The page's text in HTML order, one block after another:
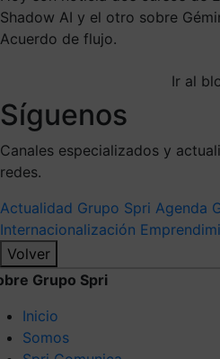
Shadow AI y el otro sobre
Acuerdo de flujo.
Ir al
Síguenos
Canales especializados y
redes.
Actualidad Grupo Spri Agenda
Internacionalización
Volver
Grupo Spri
Inicio
Somos